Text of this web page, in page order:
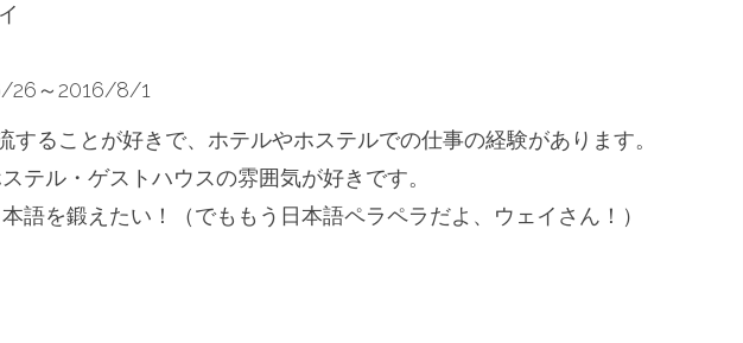
26～2016/8/1
することが好きで、ホテルやホステルでの仕事の経験があります。
テル・ゲストハウスの雰囲気が好きです。
語を鍛えたい！（でももう日本語ペラペラだよ、ウェイさん！）